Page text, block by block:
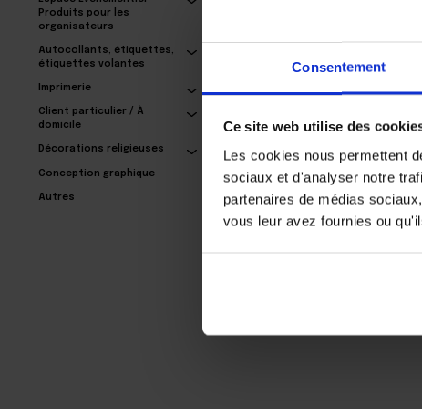
Consentement
Ce site web utilise des
Les cookies nous permettent
sociaux et d'analyser notre
partenaires de médias
vous leur avez fournies ou
Produits pour les
organisateurs
Autocollants, étiquettes,
étiquettes volantes
Imprimerie
Client particulier / À
domicile
Décorations religieuses
Conception graphique
Autres
for beer
30,69€